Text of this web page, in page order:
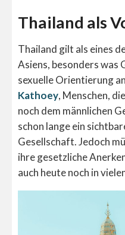
Thailand als
Thailand gilt als eines
Asiens, besonders was
sexuelle Orientierung
Kathoey, Menschen,
noch dem männlichen
schon lange ein
Gesellschaft. Jedoch
ihre gesetzliche
auch heute noch in